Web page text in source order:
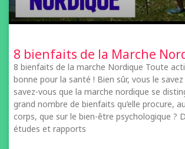
8 bienfaits de la Marche
8 bienfaits de la marche Nordique Toute
bonne pour la santé ! Bien sûr, vous le
savez-vous que la marche nordique se
grand nombre de bienfaits qu’elle procure,
corps, que sur le bien-être psychologique ?
études et rapports